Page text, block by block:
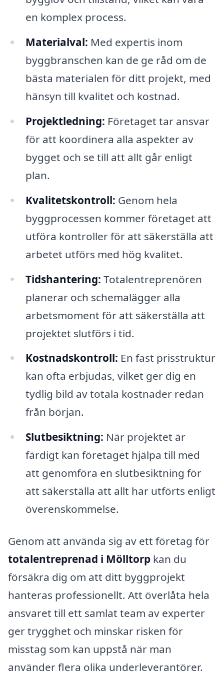
en komplex process.
Materialval: Med expertis inom
byggbranschen kan de ge råd om de
bästa materialen för ditt projekt, med
hänsyn till kvalitet och kostnad.
Projektledning: Företaget tar ansvar
för att koordinera alla aspekter av
bygget och se till att allt går enligt
plan.
Kvalitetskontroll: Genom hela
byggprocessen kommer företaget att
utföra kontroller för att säkerställa att
arbetet utförs med hög kvalitet.
Tidshantering: Totalentreprenören
planerar och schemalägger alla
arbetsmoment för att säkerställa att
projektet slutförs i tid.
Kostnadskontroll: En fast prisstruktur
kan ofta erbjudas, vilket ger dig en
tydlig bild av totala kostnader redan
från början.
Slutbesiktning: När projektet är
färdigt kan företaget hjälpa till med
att genomföra en slutbesiktning för
att säkerställa att allt har utförts enligt
överenskommelse.
Genom att använda sig av ett företag för
totalentreprenad i Mölltorp kan du
försäkra dig om att ditt byggprojekt
hanteras professionellt. Att överlåta hela
ansvaret till ett samlat team av experter
ger trygghet och minskar risken för
misstag som kan uppstå när man
använder flera olika underleverantörer.